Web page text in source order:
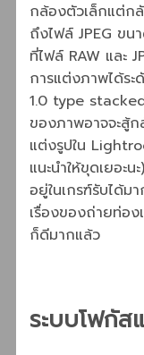
กล้องตัวเล็กแต่กลั
ถึงไฟล์ JPEG ข
ที่ไฟล์ RAW และ
การแต่งภาพได้ระ
1.0 type
ของภาพอาจจะสู้ก
แต่งรูปใน
แนะนำให้ขุดเยอะ
อยู่ในเกรฑ์รับได้ม
เรื่องของถ่ายท่อ
ก็ดีมากแล้ว
ระบบโฟกัส